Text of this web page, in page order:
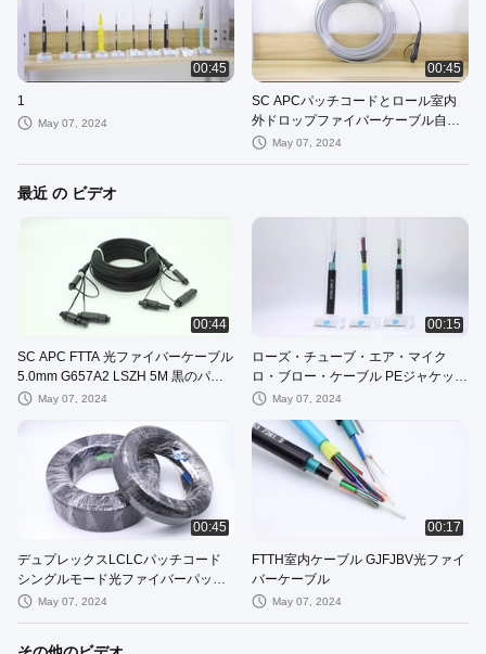
00:45
1
May 07, 2024
00:45
SC APCパッチコードとロール室内
外ドロップファイバーケーブル自立
サポート
May 07, 2024
最近 の ビデオ
00:44
SC APC FTTA 光ファイバーケーブル
5.0mm G657A2 LSZH 5M 黒のパッ
チコード
May 07, 2024
00:15
ローズ・チューブ・エア・マイク
ロ・ブロー・ケーブル PEジャケット
G652D Gcyfy
May 07, 2024
00:45
デュプレックスLCLCパッチコード
シングルモード光ファイバーパッチ
コードMay 07, 2024
00:17
FTTH室内ケーブル GJFJBV光ファイ
バーケーブル
May 07, 2024